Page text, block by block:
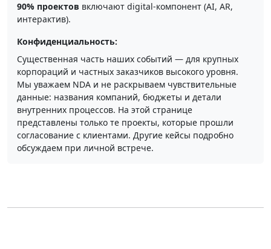
90% проектов включают digital‑компонент (AI, AR,
интерактив).
Конфиденциальность:
Существенная часть наших событий — для крупных
корпораций и частных заказчиков высокого уровня.
Мы уважаем NDA и не раскрываем чувствительные
данные: названия компаний, бюджеты и детали
внутренних процессов. На этой странице
представлены только те проекты, которые прошли
согласование с клиентами. Другие кейсы подробно
обсуждаем при личной встрече.